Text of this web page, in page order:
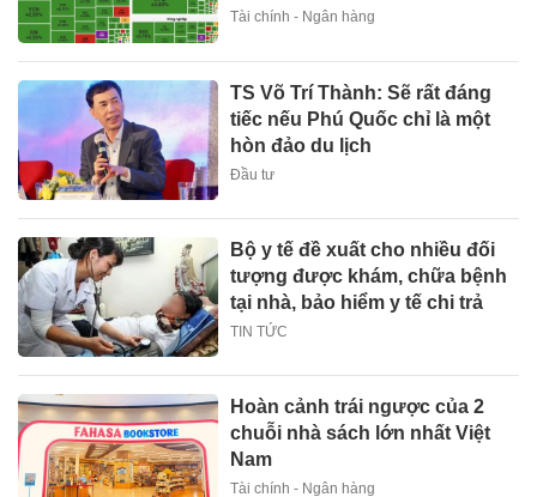
Tài chính - Ngân hàng
TS Võ Trí Thành: Sẽ rất đáng
tiếc nếu Phú Quốc chỉ là một
hòn đảo du lịch
Đầu tư
Bộ y tế đề xuất cho nhiều đối
tượng được khám, chữa bệnh
tại nhà, bảo hiểm y tế chi trả
TIN TỨC
Hoàn cảnh trái ngược của 2
chuỗi nhà sách lớn nhất Việt
Nam
Tài chính - Ngân hàng